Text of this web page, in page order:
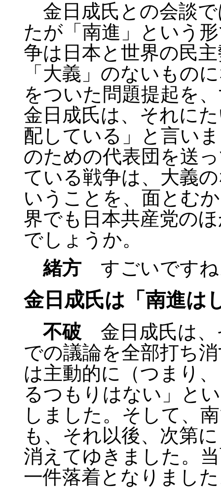
金日成氏との会談
たが「南進」という
争は日本と世界の民
「大義」のないもの
をついた問題提起を
金日成氏は、それに
配している」と言い
のための代表団を送
ている戦争は、大義
いうことを、面とむ
界でも日本共産党の
でしょうか。
緒方 すごいです
金日成氏は「南進は
不破 金日成氏は、
での議論を全部打ち
は主動的に（つまり
るつもりはない」と
しました。そして、
も、それ以後、次第
消えてゆきました。
一件落着となりまし